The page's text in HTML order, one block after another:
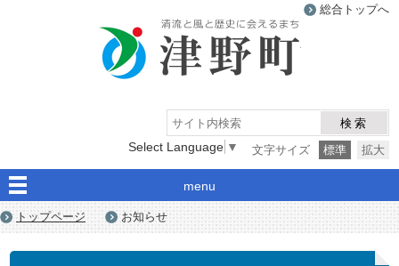
総合トップへ
検索
文字サイズ
標準 拡大
Select Language ▼
menu
トップページ お知らせ